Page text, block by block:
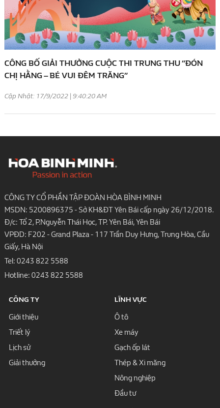
CÔNG BỐ GIẢI THƯỞNG CUỘC THI TRUNG THU “ĐÓN
CHỊ HẰNG – BÉ VUI ĐÊM TRĂNG”
Cập Nhật: 17/9/2022 | 9:40:20 AM
CÔNG TY CỔ PHẦN TẬP ĐOÀN HÒA BÌNH MINH
MSDN: 5200896375 - Sở KH&ĐT Yên Bái cấp ngày 26/12/2018.
Đ/c: Tổ 2, P.Nguyễn Thái Học, TP. Yên Bái, Yên Bái
VPĐD: F202 - Grand Plaza - 117 Trần Duy Hưng, Trung Hòa, Cầu
Giấy, Hà Nội
Tel: 0243 822 5588
Hotline: 0243 822 5588
CÔNG TY
Giới thiệu
Triết lý
Lịch sử
Giải thưởng
LĨNH VỰC
Ô tô
Xe máy
Gạch ốp lát
Thép & Xi măng
Nông nghiệp
Đầu tư